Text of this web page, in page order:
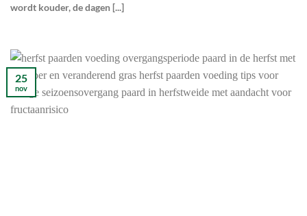
wordt kouder, de dagen [...]
25
nov